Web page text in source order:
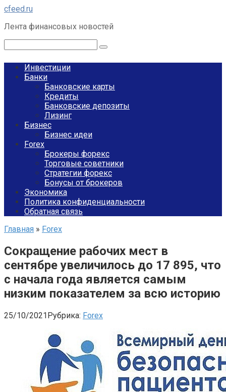
Перейти
контенту
cfeed.ru
Лента финансовых новостей
Инвестиции
Банки
Банковские карты
Кредиты
Банковские депозиты
Лизинг
Бизнес
Бизнес идеи
Forex
Брокеры форекс
Торговые советники
Стратегии форекс
Бонусы от брокеров
Экономика
Политика конфиденциальности
Обратная связь
Главная » Forex
Сокращение рабочих мест в
сентябре увеличилось до 17 895, что
с начала года является самым
низким показателем за всю историю
25/10/2021Рубрика: Forex